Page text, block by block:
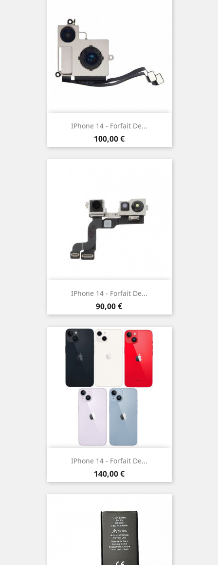
IPhone 14 - Forfait De...
Prix
100,00 €
IPhone 14 - Forfait De...
Prix
90,00 €
IPhone 14 - Forfait De...
Prix
140,00 €